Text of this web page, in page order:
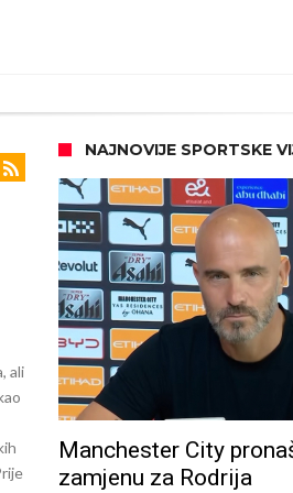
u Madrid!
ali
NAJNOVIJE SPORTSKE
Manchester City
zamjenu za Rodrija